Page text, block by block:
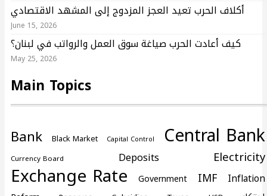
أكلاف الحرب تعيد العجز المزدوج إلى المشهد الاقتصادي
June 15, 2026
كيف أعادت الحرب صياغة سوق العمل والرواتب في لبنان؟
May 25, 2026
Main Topics
Bank Black Market Capital Control Central Bank
Currency Board Deposits Electricity
Exchange Rate Government IMF Inflation